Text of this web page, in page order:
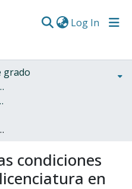
Log In
grado
en el marco de la formación de maestras y maestros.
condiciones
en